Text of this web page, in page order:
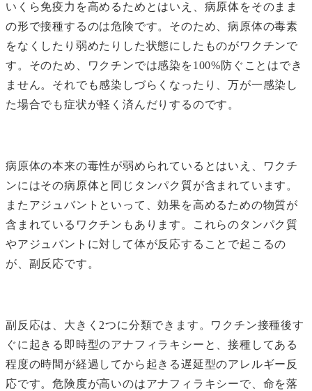
いくら免疫力を高めるためとはいえ、病原体をそのまま
の形で接種するのは危険です。そのため、病原体の毒素
をなくしたり弱めたりした状態にしたものがワクチンで
す。そのため、ワクチンでは感染を100%防ぐことはでき
ません。それでも感染しづらくなったり、万が一感染し
た場合でも症状が軽く済んだりするのです。
病原体の本来の毒性が弱められているとはいえ、ワクチ
ンにはその病原体と同じタンパク質が含まれています。
またアジュバントといって、効果を高めるための物質が
含まれているワクチンもあります。これらのタンパク質
やアジュバントに対して体が反応することで起こるの
が、副反応です。
副反応は、大きく2つに分類できます。ワクチン接種後す
ぐに起きる即時型のアナフィラキシーと、接種してある
程度の時間が経過してから起きる遅延型のアレルギー反
応です。危険度が高いのはアナフィラキシーで、命を落